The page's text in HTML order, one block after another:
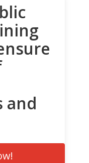
and